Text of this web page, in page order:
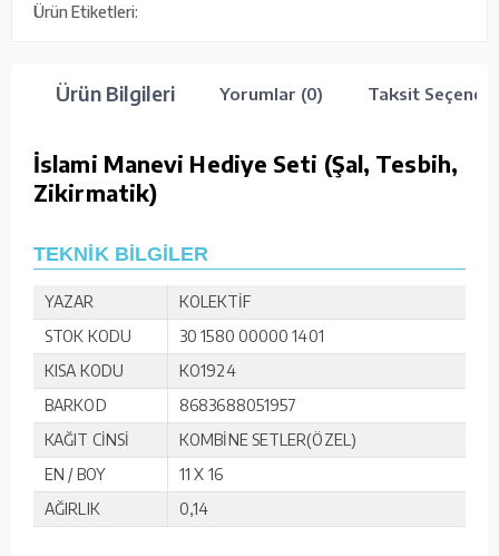
Ürün Etiketleri:
Ürün Bilgileri Yorumlar (0) Taksit
İslami Manevi Hediye Seti (Şal, Tesbih,
Zikirmatik)
TEKNİK BİLGİLER
YAZAR
KOLEKTİF
STOK KODU
30 1580 00000 1401
KISA KODU
KO1924
BARKOD
8683688051957
KAĞIT CİNSİ
KOMBİNE SETLER(ÖZEL)
EN / BOY
11 X 16
AĞIRLIK
0,14